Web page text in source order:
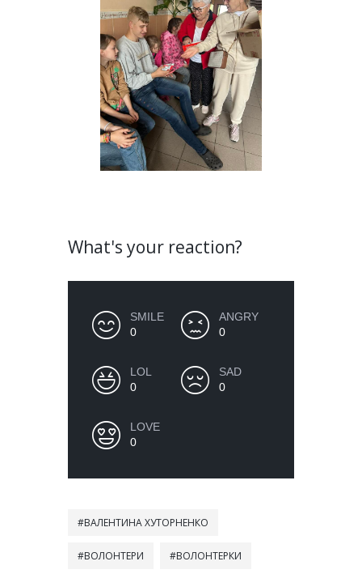
What's your reaction?
0
SMILE
0
ANGRY
0
LOL
0
SAD
0
LOVE
ВАЛЕНТИНА ХУТОРНЕНКО
ВОЛОНТЕРИ ВОЛОНТЕРКИ